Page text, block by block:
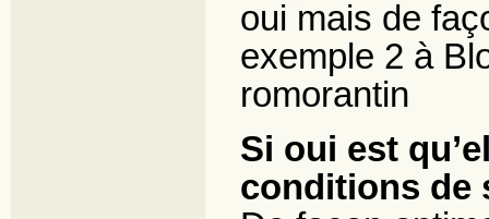
oui mais de
exemple 2 à
romorantin
Si oui est
conditions de